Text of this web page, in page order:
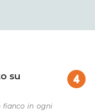
su
fianco in ogni